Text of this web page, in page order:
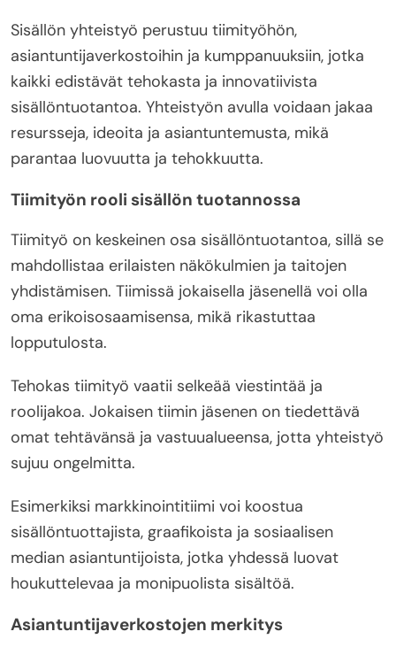
Sisällön yhteistyö perustuu tiimityöhön,
asiantuntijaverkostoihin ja kumppanuuksiin, jotka
kaikki edistävät tehokasta ja innovatiivista
sisällöntuotantoa. Yhteistyön avulla voidaan jakaa
resursseja, ideoita ja asiantuntemusta, mikä
parantaa luovuutta ja tehokkuutta.
Tiimityön rooli sisällön tuotannossa
Tiimityö on keskeinen osa sisällöntuotantoa, sillä se
mahdollistaa erilaisten näkökulmien ja taitojen
yhdistämisen. Tiimissä jokaisella jäsenellä voi olla
oma erikoisosaamisensa, mikä rikastuttaa
lopputulosta.
Tehokas tiimityö vaatii selkeää viestintää ja
roolijakoa. Jokaisen tiimin jäsenen on tiedettävä
omat tehtävänsä ja vastuualueensa, jotta yhteistyö
sujuu ongelmitta.
Esimerkiksi markkinointitiimi voi koostua
sisällöntuottajista, graafikoista ja sosiaalisen
median asiantuntijoista, jotka yhdessä luovat
houkuttelevaa ja monipuolista sisältöä.
Asiantuntijaverkostojen merkitys